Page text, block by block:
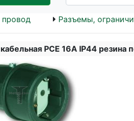
провод Разъемы,
PCE 16А IP44 резина